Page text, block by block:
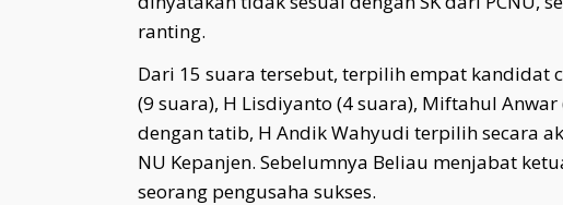
ranting.
Dari 15 suara tersebut, terpilih empat kandidat
(9 suara), H Lisdiyanto (4 suara), Miftahul Anwar
dengan tatib, H Andik Wahyudi terpilih secara
NU Kepanjen. Sebelumnya Beliau menjabat
seorang pengusaha sukses.